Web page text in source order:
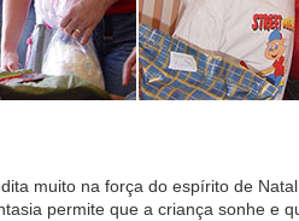
muito na força do espírito de
permite que a criança sonhe e